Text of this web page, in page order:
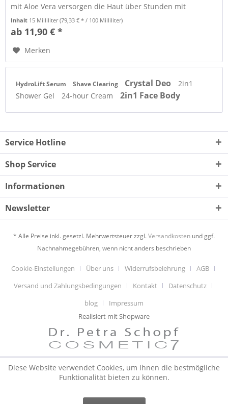
mit Aloe Vera versorgen die Haut über Stunden mit
Inhalt 15 Milliliter(79,33 € * / 100 Milliliter)
ab 11,90 € *
Merken
HydroLift Serum Shave Clearing Crystal Deo
2in1
Shower Gel
24-hour Cream 2in1 Face Body
Service Hotline
Shop Service
Informationen
Newsletter
* Alle Preise inkl. gesetzl. Mehrwertsteuer zzgl.Versandkosten und ggf.
Nachnahmegebühren, wenn nicht anders beschrieben
Cookie-Einstellungen Über uns Widerrufsbelehrung
AGB
Versand und Zahlungsbedingungen
Kontakt
Datenschutz
blog
Impressum
Realisiert mit Shopware
Diese Website verwendet Cookies, um Ihnen die bestmögliche
Funktionalität bieten zu können.